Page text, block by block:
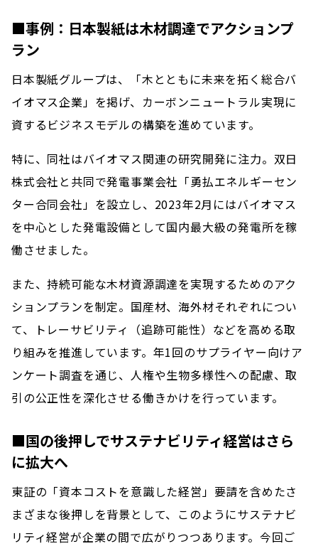
■事例：日本製紙は木材調達でアクションプ
ラン
日本製紙グループは、「木とともに未来を拓く総合バ
イオマス企業」を掲げ、カーボンニュートラル実現に
資するビジネスモデルの構築を進めています。
特に、同社はバイオマス関連の研究開発に注力。双日
株式会社と共同で発電事業会社「勇払エネルギーセン
ター合同会社」を設立し、2023年2月にはバイオマス
を中心とした発電設備として国内最大級の発電所を稼
働させました。
また、持続可能な木材資源調達を実現するためのアク
ションプランを制定。国産材、海外材それぞれについ
て、トレーサビリティ（追跡可能性）などを高める取
り組みを推進しています。年1回のサプライヤー向けア
ンケート調査を通じ、人権や生物多様性への配慮、取
引の公正性を深化させる働きかけを行っています。
■国の後押しでサステナビリティ経営はさら
に拡大へ
東証の「資本コストを意識した経営」要請を含めたさ
まざまな後押しを背景として、このようにサステナビ
リティ経営が企業の間で広がりつつあります。今回ご